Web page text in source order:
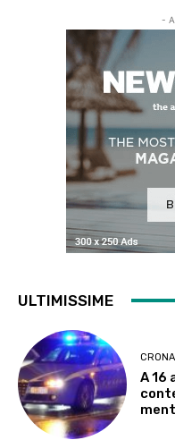
-
ULTIMISSIME
A 16